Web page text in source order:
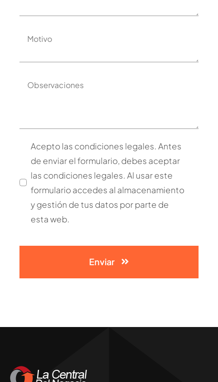
Acepto las condiciones legales. Antes
de enviar el formulario, debes aceptar
las condiciones legales. Al usar este
formulario accedes al almacenamiento
y gestión de tus datos por parte de
esta web.
Enviar